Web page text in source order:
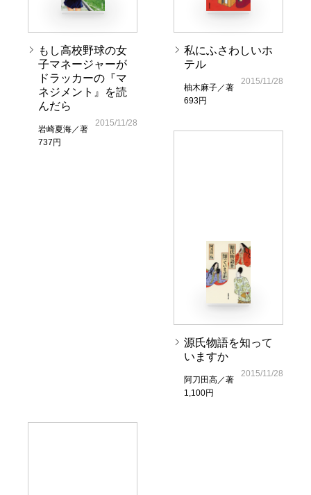
もし高校野球の女
子マネージャーが
ドラッカーの『マ
ネジメント』を読
んだら
岩崎夏海／著
737円
2015/11/28
私にふさわしいホ
テル
柚木麻子／著
693円
2015/11/28
源氏物語を知って
いますか
阿刀田高／著
1,100円
2015/11/28